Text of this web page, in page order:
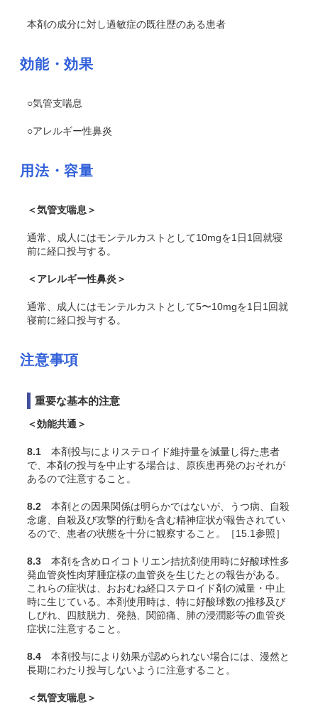
本剤の成分に対し過敏症の既往歴のある患者
効能・効果
○気管支喘息
○アレルギー性鼻炎
用法・容量
＜気管支喘息＞
通常、成人にはモンテルカストとして10mgを1日1回就寝
前に経口投与する。
＜アレルギー性鼻炎＞
通常、成人にはモンテルカストとして5〜10mgを1日1回就
寝前に経口投与する。
注意事項
重要な基本的注意
＜効能共通＞
8.1 本剤投与によりステロイド維持量を減量し得た患者
で、本剤の投与を中止する場合は、原疾患再発のおそれが
あるので注意すること。
8.2 本剤との因果関係は明らかではないが、うつ病、自殺
念慮、自殺及び攻撃的行動を含む精神症状が報告されてい
るので、患者の状態を十分に観察すること。［15.1参照］
8.3 本剤を含めロイコトリエン拮抗剤使用時に好酸球性多
発血管炎性肉芽腫症様の血管炎を生じたとの報告がある。
これらの症状は、おおむね経口ステロイド剤の減量・中止
時に生じている。本剤使用時は、特に好酸球数の推移及び
しびれ、四肢脱力、発熱、関節痛、肺の浸潤影等の血管炎
症状に注意すること。
8.4 本剤投与により効果が認められない場合には、漫然と
長期にわたり投与しないように注意すること。
＜気管支喘息＞